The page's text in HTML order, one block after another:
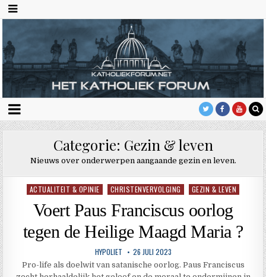
Categorie: Gezin & leven
Nieuws over onderwerpen aangaande gezin en leven.
Geplaatst
ACTUALITEIT & OPINIE CHRISTENVERVOLGING GEZIN & LEVEN
Voert Paus Franciscus oorlog
tegen de Heilige Maagd Maria ?
HYPOLIET 26 JULI 2023
Pro-life als doelwit van satanische oorlog. Paus Franciscus